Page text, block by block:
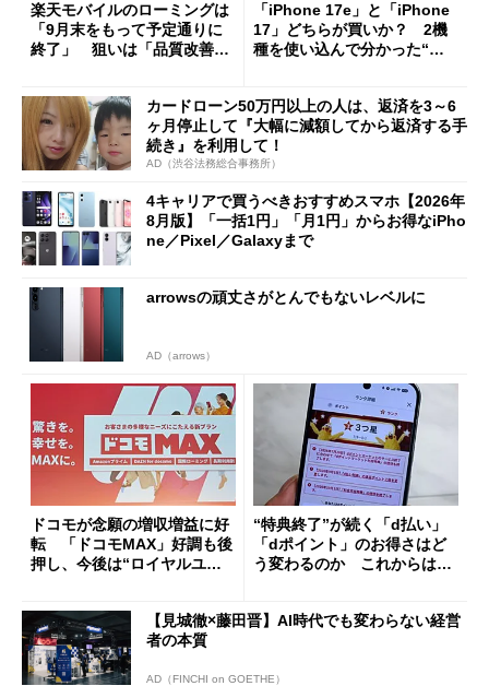
楽天モバイルのローミングは
「9月末をもって予定通りに
終了」 狙いは「品質改善」
も
「iPhone 17e」と「iPhone
17」どちらが買いか？ 2機
種を使い込んで分かった“ス
カードローン50万円以上の人は、返済を3～6
ヶ月停止して『大幅に減額してから返済する手
続き』を利用して！
AD（渋谷法務総合事務所）
4キャリアで買うべきおすすめスマホ【2026年
8月版】「一括1円」「月1円」からお得なiPho
ne／Pixel／Galaxyまで
arrowsの頑丈さがとんでもないレベルに
AD（arrows）
ドコモが念願の増収増益に好
転 「ドコモMAX」好調も後
押し、今後は“ロイヤルユー
“特典終了”が続く「d払い」
「dポイント」のお得さはど
う変わるのか これからは
【見城徹×藤田晋】AI時代でも変わらない経営
者の本質
AD（FINCHI on GOETHE）